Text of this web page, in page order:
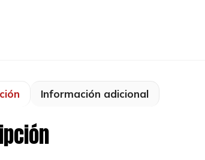
Información adicional